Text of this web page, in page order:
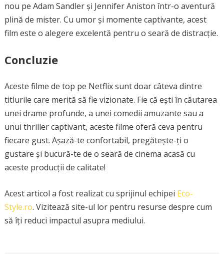
nou pe Adam Sandler și Jennifer Aniston într-o aventură
plină de mister. Cu umor și momente captivante, acest
film este o alegere excelentă pentru o seară de distracție.
Concluzie
Aceste filme de top pe Netflix sunt doar câteva dintre
titlurile care merită să fie vizionate. Fie că ești în căutarea
unei drame profunde, a unei comedii amuzante sau a
unui thriller captivant, aceste filme oferă ceva pentru
fiecare gust. Așază-te confortabil, pregătește-ți o
gustare și bucură-te de o seară de cinema acasă cu
aceste producții de calitate!
Acest articol a fost realizat cu sprijinul echipei Eco-
Style.ro. Vizitează site-ul lor pentru resurse despre cum
să îți reduci impactul asupra mediului.